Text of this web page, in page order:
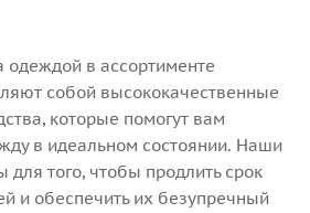
одеждой в ассортименте
собой высококачественные
которые помогут вам
в идеальном состоянии. Наши
того, чтобы продлить срок
и обеспечить их безупречный